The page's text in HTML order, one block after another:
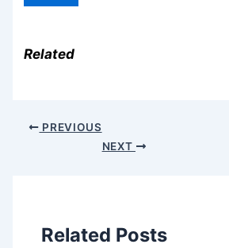
Related
PREVIOUS
NEXT
Related Posts